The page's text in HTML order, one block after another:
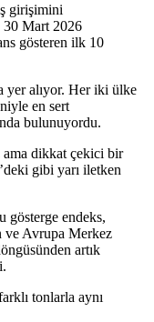
girişimini
30 Mart 2026
gösteren ilk 10
yer alıyor. Her iki ülke
en sert
bulunuyordu.
ama dikkat çekici bir
gibi yarı iletken
gösterge endeks,
ve Avrupa Merkez
artık
tonlarla aynı